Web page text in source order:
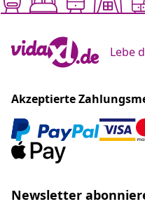
Lebe
Akzeptierte
Newsletter